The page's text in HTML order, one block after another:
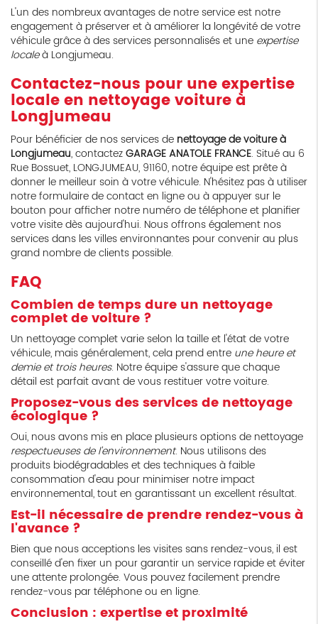
L'un des nombreux avantages de notre service est notre
engagement à préserver et à améliorer la longévité de votre
véhicule grâce à des services personnalisés et une expertise
localeà Longjumeau.
Contactez-nous pour une expertise
locale en nettoyage voiture à
Longjumeau
Pour bénéficier de nos services de nettoyage de voiture à
Longjumeau, contactezGARAGE ANATOLE FRANCE. Situé au 6
Rue Bossuet, LONGJUMEAU, 91160, notre équipe est prête à
donner le meilleur soin à votre véhicule. N'hésitez pas à utiliser
notre formulaire de contact en ligne ou à appuyer sur le
bouton pour afficher notre numéro de téléphone et planifier
votre visite dès aujourd'hui. Nous offrons également nos
services dans les villes environnantes pour convenir au plus
grand nombre de clients possible.
FAQ
Combien de temps dure un nettoyage
complet de voiture ?
Un nettoyage complet varie selon la taille et l'état de votre
véhicule, mais généralement, cela prend entre une heure et
demie et trois heures. Notre équipe s'assure que chaque
détail est parfait avant de vous restituer votre voiture.
Proposez-vous des services de nettoyage
écologique ?
Oui, nous avons mis en place plusieurs options de nettoyage
respectueuses de l'environnement. Nous utilisons des
produits biodégradables et des techniques à faible
consommation d'eau pour minimiser notre impact
environnemental, tout en garantissant un excellent résultat.
Est-il nécessaire de prendre rendez-vous à
l'avance ?
Bien que nous acceptions les visites sans rendez-vous, il est
conseillé d'en fixer un pour garantir un service rapide et éviter
une attente prolongée. Vous pouvez facilement prendre
rendez-vous par téléphone ou en ligne.
Conclusion : expertise et proximité